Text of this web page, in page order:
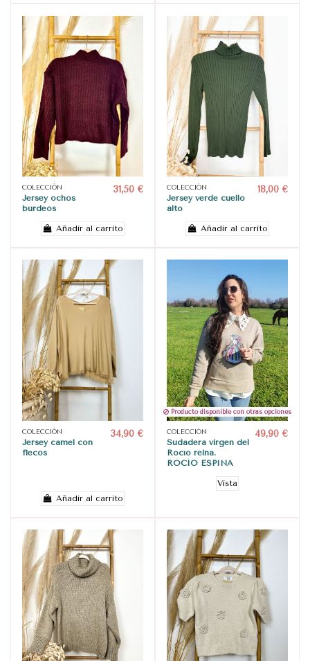
COLECCIÓN
Jersey ochos
burdeos
31,50 €
Añadir al carrito
COLECCIÓN
Jersey verde cuello
alto
18,00 €
Añadir al carrito
COLECCIÓN
Jersey camel con
flecos
34,90 €
Añadir al carrito
Producto disponible con otras opciones
COLECCIÓN
Sudadera virgen del
Rocío reina.
ROCÍO ESPINA
49,90 €
Vista